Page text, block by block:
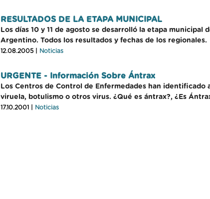
RESULTADOS DE LA ETAPA MUNICIPAL
Los días 10 y 11 de agosto se desarrolló la etapa
Argentino. Todos los resultados y fechas de los regionales.
12.08.2005 | Noticias
URGENTE - Información Sobre Ántrax
Los Centros de Control de Enfermedades han
viruela, botulismo o otros virus. ¿Qué es ántrax?, ¿Es
17.10.2001 | Noticias